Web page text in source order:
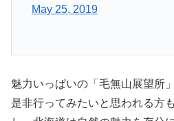
May 25, 2019
魅力いっぱいの「毛無山展望所
是非行ってみたいと思われる方